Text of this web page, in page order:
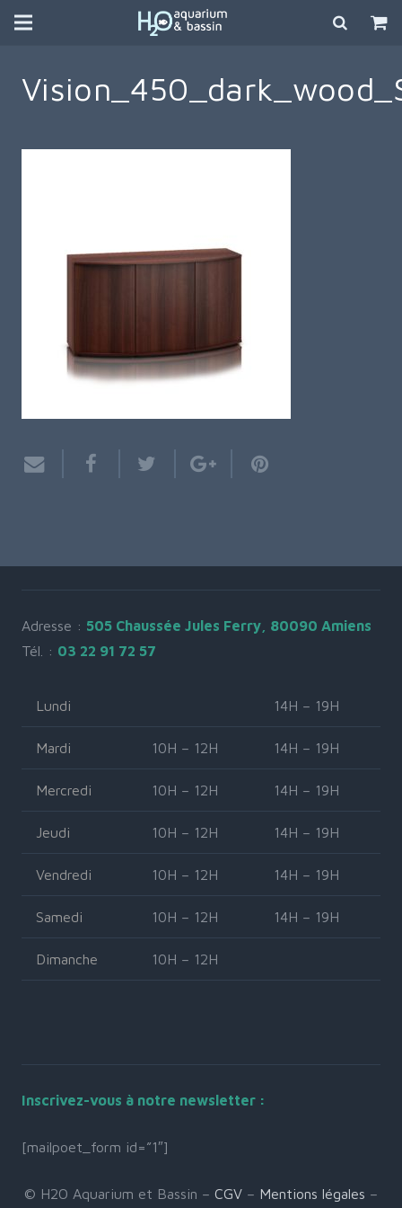
Adresse : 505 Chaussée Jules Ferry, 80090 Amiens
Tél. : 03 22 91 72 57
Lundi 14H – 19H
Mardi 10H – 12H 14H – 19H
Mercredi 10H – 12H 14H – 19H
Jeudi 10H – 12H 14H – 19H
Vendredi 10H – 12H 14H – 19H
Samedi 10H – 12H 14H – 19H
Dimanche 10H – 12H
Inscrivez-vous à notre newsletter :
[mailpoet_form id=”1″]
© H2O Aquarium et Bassin – CGV – Mentions légales –